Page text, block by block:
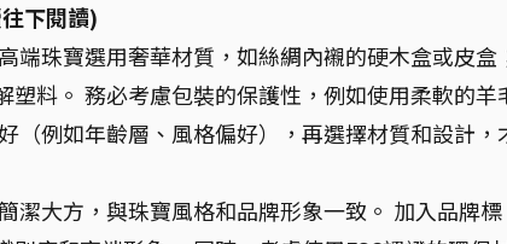
下閱讀)
高端珠寶選用奢華材質，如絲綢內襯的硬木盒或皮盒
料。 務必考慮包裝的保護性，例如使用柔軟的羊
（例如年齡層、風格偏好），再選擇材質和設計，
潔大方，與珠寶風格和品牌形象一致。 加入品牌標